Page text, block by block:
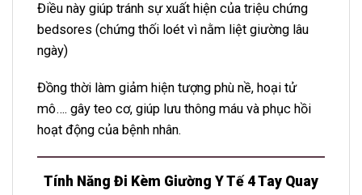
Điều này giúp tránh sự xuất hiện của triệu chứng
bedsores (chứng thối loét vì nằm liệt giường lâu
ngày)
Đồng thời làm giảm hiện tượng phù nề, hoại tử
mô…. gây teo cơ, giúp lưu thông máu và phục hồi
hoạt động của bệnh nhân.
Tính Năng Đi Kèm Giường Y Tế 4 Tay Quay